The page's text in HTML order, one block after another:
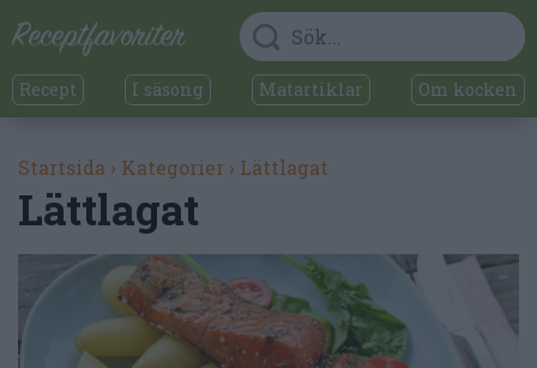
Recept I säsong Matartiklar Om kocken
Startsida › Kategorier › Lättlagat
Lättlagat